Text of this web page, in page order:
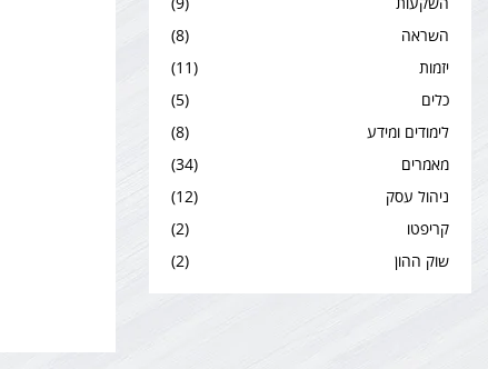
השראה
(8)
יזמות
(11)
כלים
(5)
לימודים ומידע
(8)
מאמרים
(34)
ניהול עסק
(12)
קריפטו
(2)
שוק ההון
(2)